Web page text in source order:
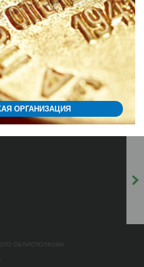
ОРГАНИЗАЦИЯ
ОБЛИСПОЛКОМА